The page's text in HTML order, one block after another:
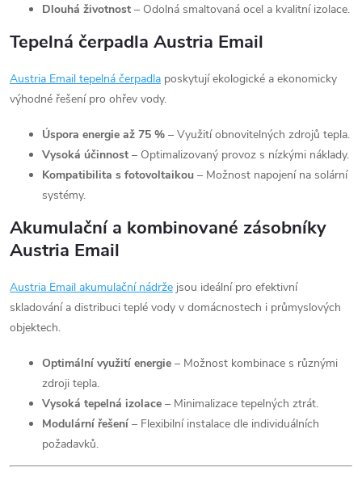
Dlouhá životnost – Odolná smaltovaná ocel a kvalitní izolace.
Tepelná čerpadla Austria Email
Austria Email tepelná čerpadla poskytují ekologické a ekonomicky
výhodné řešení pro ohřev vody.
Úspora energie až 75 % – Využití obnovitelných zdrojů tepla.
Vysoká účinnost – Optimalizovaný provoz s nízkými náklady.
Kompatibilita s fotovoltaikou – Možnost napojení na solární
systémy.
Akumulační a kombinované zásobníky
Austria Email
Austria Email akumulačnínádrže jsou ideální pro efektivní
skladování a distribuci teplé vody v domácnostech i průmyslových
objektech.
Optimální využití energie – Možnost kombinace s různými
zdroji tepla.
Vysoká tepelná izolace – Minimalizace tepelných ztrát.
Modulární řešení – Flexibilní instalace dle individuálních
požadavků.